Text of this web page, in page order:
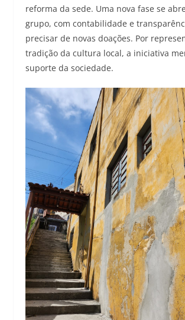
reforma da sede. Uma nova fase se
grupo, com contabilidade e
precisar de novas doações. Por
tradição da cultura local, a iniciativa
suporte da sociedade.